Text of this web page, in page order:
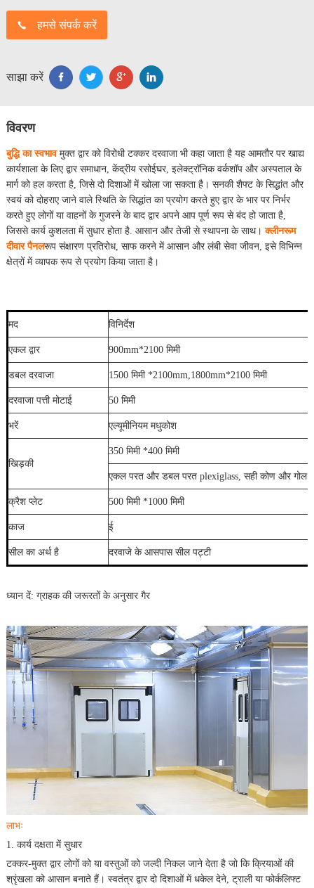
हमसे संपर्क करें
साझा करें
विवरण
बुद्धि का स्वभावमुक्त द्वार को विरोधी टक्कर दरवाजा भी कहा जाता है यह आमतौर पर खाद्य
कार्यशाला के लिए द्वार समाधान, केंद्रीय रसोईघर, इलेक्ट्रॉनिक वर्कशॉप और अस्पताल के
मार्ग को हल करता है, जिसे दो दिशाओं में खोला जा सकता है। सनकी शैफ्ट के सिद्धांत और
स्वयं को दोहराए जाने वाले स्थिति के सिद्धांत का प्रयोग करते हुए द्वार के भार पर निर्भर
करते हुए लोगों या वाहनों के गुजरने के बाद द्वार अपने आप पूर्ण रूप से बंद हो जाता है,
जिससे कार्य कुशलता में सुधार होता है. आसान और तेजी से स्थापना के साथ।क्लीनरूम
दीवार पैनलरूप संक्षारण प्रतिरोध, साफ करने में आसान और लंबी सेवा जीवन, इसे विभिन्न
क्षेत्रों में व्यापक रूप से प्रयोग किया जाता है।
मद विनिर्देश
एकल द्वार 900mm*2100 मिमी
डबल दरवाजा 1500 मिमी *2100mm,1800mm*2100 मिमी
दरवाजा पत्ती मोटाई 50 मिमी
भरें एल्यूमीनियम मधुकोश
खिड़की
350 मिमी *400 मिमी
एकल परत और डबल परत plexiglass, सही कोण और गोल
क्रैश प्लेट 500 मिमी *1000 मिमी
काज ई
सील का अर्थ है दरवाजे के आसपास सील पट्टी
ध्यान दें: ग्राहक की जरूरतों के अनुसार गैर
लाभः
1. कार्य दक्षता में सुधार
टक्कर-मुक्त द्वार लोगों को या वस्तुओं को जल्दी निकल जाने देता है जो कि क्रियाओं की
श्रृंखला को आसान बनाते हैं। स्वतंत्र द्वार दो दिशाओं में धकेल देने, ट्राली या फोर्कलिफ्ट